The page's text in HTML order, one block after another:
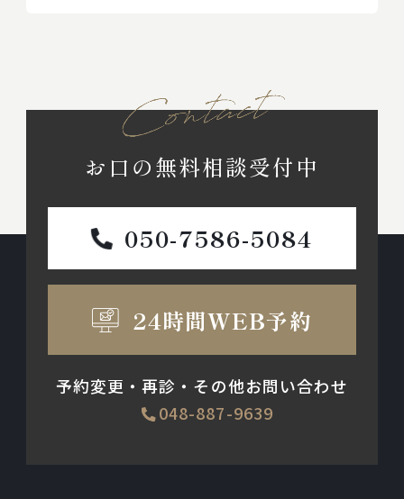
お口の無料相談受付中
050-7586-5084
24時間WEB予約
予約変更・再診・その他お問い合わせ
048-887-9639